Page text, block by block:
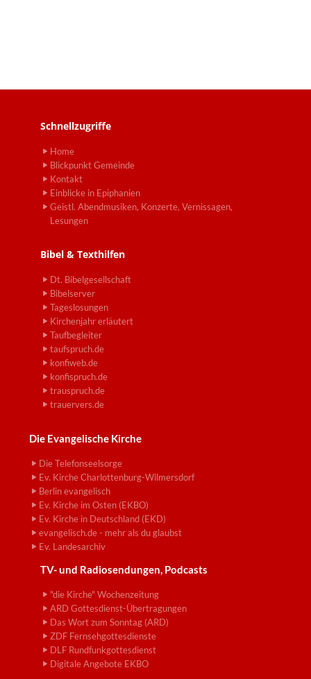
Schnellzugriffe
Home
Blickpunkt Gemeinde
Kontakt
Einblicke in Epiphanien
Geistl. Abendmusiken, Konzerte, Vernissagen,
Lesungen
Bibel & Texthilfen
Dt. Bibelgesellschaft
Bibelserver
Tageslosungen
Kirchenjahr erläutert
Taufbegleiter
taufspruch.de
konfiweb.de
konfispruch.de
trauspruch.de
trauervers.de
Die Evangelische Kirche
Die Telefonseelsorge
Ev. Kirche Charlottenburg-Wilmersdorf
Berlin evangelisch
Ev. Kirche im Osten (EKBO)
Ev. Kirche in Deutschland (EKD)
evangelisch.de - mehr als du glaubst
Ev. Landesarchiv
TV- und Radiosendungen, Podcasts
"die Kirche" Wochenzeitung
ARD Gottesdienst-Übertragungen
Das Wort zum Sonntag (ARD)
ZDF Fernsehgottesdienste
DLF Rundfunkgottesdienst
Digitale Angebote EKBO